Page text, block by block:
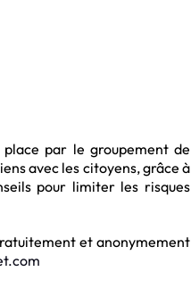
par le groupement de
avec les citoyens, grâce à
pour limiter les risques
et anonymement